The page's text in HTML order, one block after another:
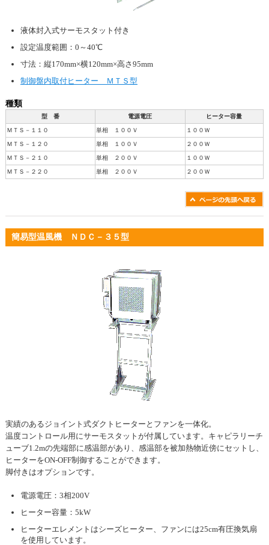
液体封入式サーモスタット付き
設定温度範囲：0～40℃
寸法：縦170mm×横120mm×高さ95mm
制御盤内取付ヒーター ＭＴＳ型
種類
型 番 電源電圧 ヒーター容量
ＭＴＳ－１１０ 単相 １００Ｖ １００Ｗ
ＭＴＳ－１２０ 単相 １００Ｖ ２００Ｗ
ＭＴＳ－２１０ 単相 ２００Ｖ １００Ｗ
ＭＴＳ－２２０ 単相 ２００Ｖ ２００Ｗ
簡易型温風機 ＮＤＣ－３５型
実績のあるジョイント式ダクトヒーターとファンを一体化。
温度コントロール用にサーモスタットが付属しています。キャピラリーチ
ューブ1.2mの先端部に感温部があり、感温部を被加熱物近傍にセットし、
ヒーターをON-OFF制御することができます。
脚付きはオプションです。
電源電圧：3相200V
ヒーター容量：5kW
ヒーターエレメントはシーズヒーター、ファンには25cm有圧換気扇
を使用しています。